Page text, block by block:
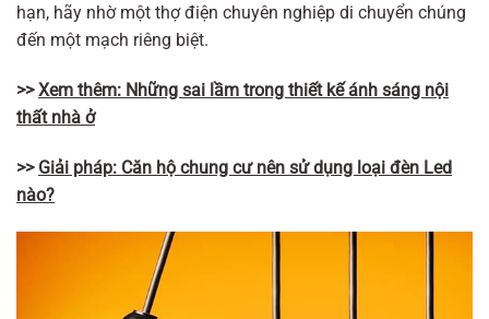
hạn, hãy nhờ một thợ điện chuyên nghiệp di chuyển chúng
đến một mạch riêng biệt.
>>Xem thêm: Những sai lầm trong thiết kế ánh sáng nội
thất nhà ở
>> Giải pháp: Căn hộ chung cư nên sử dụng loại đèn Led
nào?